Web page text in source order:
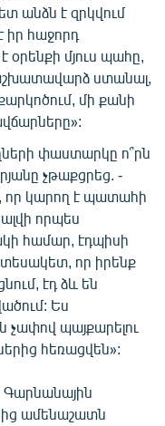
անձն է զրկվում
իր հաջորդ
օրենքի մյուս պահը,
ստանալ,
մի քանի
փաստարկը ո՞րն
չթաքցրեց. -
որ կարող է պատահի
որպես
համար, էդպիսի
տեսակետ, որ իրենք
էդ ձև են
Ես
չափով պայքարելու
հեռացվեն»:
ամենաշատն